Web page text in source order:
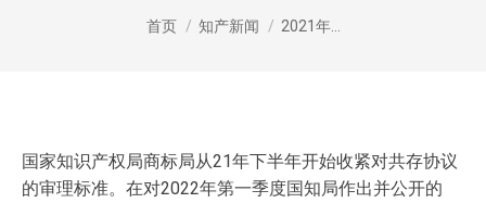
您在这里：
首页 知产新闻 2021年…
国家知识产权局商标局从21年下半年开始收紧对共存协议
的审理标准。在对2022年第一季度国知局作出并公开的